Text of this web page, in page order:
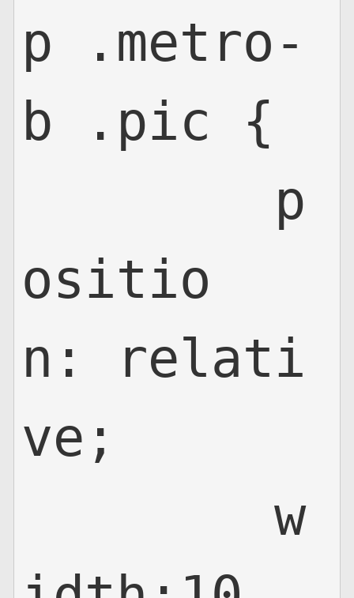
p .metro-
b .pic {
ositio
n: relati
ve;
	w